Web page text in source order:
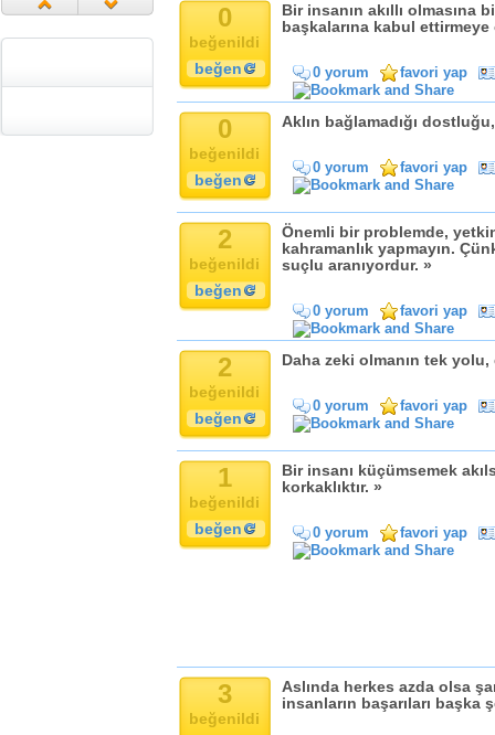
Din
Zaman
0
beğenildi
beğen
Bir insanın akıllı olmasına
başkalarına kabul ettirmeye
0 yorum favori yap
0
beğenildi
beğen
Aklın bağlamadığı
0 yorum favori yap
2
beğenildi
beğen
Önemli bir problemde,
kahramanlık yapmayın.
suçlu aranıyordur. »
0 yorum favori yap
2
beğenildi
beğen
Daha zeki olmanın tek
0 yorum favori yap
1
beğenildi
beğen
Bir insanı küçümsemek
korkaklıktır. »
0 yorum favori yap
3
beğenildi
Aslında herkes azda olsa
insanların başarıları başka